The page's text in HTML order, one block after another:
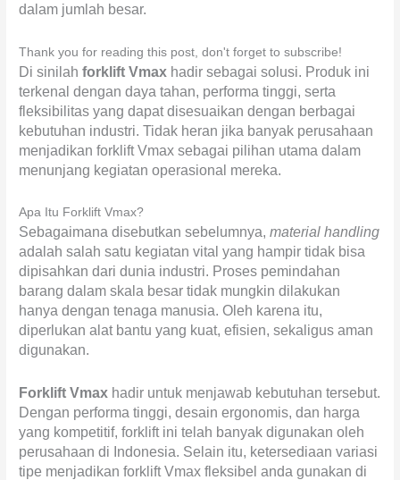
dalam jumlah besar.
Thank you for reading this post, don't forget to subscribe!
Di sinilahforklift Vmax hadir sebagai solusi. Produk ini
terkenal dengan daya tahan, performa tinggi, serta
fleksibilitas yang dapat disesuaikan dengan berbagai
kebutuhan industri. Tidak heran jika banyak perusahaan
menjadikan forklift Vmax sebagai pilihan utama dalam
menunjang kegiatan operasional mereka.
Apa Itu Forklift Vmax?
Sebagaimana disebutkan sebelumnya,material handling
adalah salah satu kegiatan vital yang hampir tidak bisa
dipisahkan dari dunia industri. Proses pemindahan
barang dalam skala besar tidak mungkin dilakukan
hanya dengan tenaga manusia. Oleh karena itu,
diperlukan alat bantu yang kuat, efisien, sekaligus aman
digunakan.
Forklift Vmax hadir untuk menjawab kebutuhan tersebut.
Dengan performa tinggi, desain ergonomis, dan harga
yang kompetitif, forklift ini telah banyak digunakan oleh
perusahaan di Indonesia. Selain itu, ketersediaan variasi
tipe menjadikan forklift Vmax fleksibel anda gunakan di